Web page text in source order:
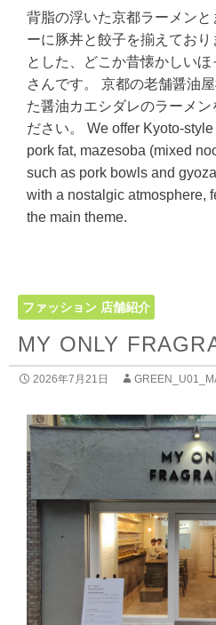
背脂の浮いた京都ラーメンと
ーに豚丼と餃子を揃えてお
とした、どこか昔懐かしい
さんです。 京都の老舗醤油
た醤油カエシダレのラーメン
ださい。 We offer Kyoto-
pork fat, mazesoba (mixed
such as pork bowls and
with a nostalgic atmosphere,
the main theme.
ファッション 店舗紹介
MY ONLY
2026年7月21日